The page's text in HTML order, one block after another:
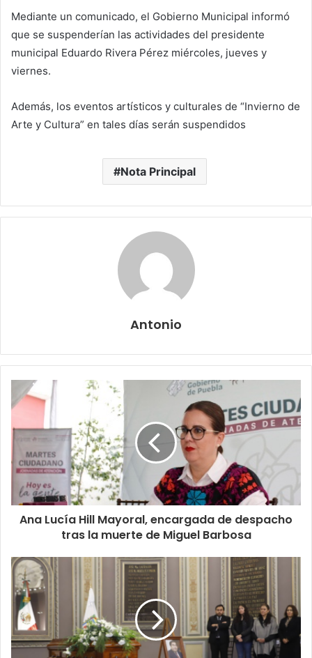
Mediante un comunicado, el Gobierno Municipal informó
que se suspenderían las actividades del presidente
municipal Eduardo Rivera Pérez miércoles, jueves y
viernes.
Además, los eventos artísticos y culturales de “Invierno de
Arte y Cultura” en tales días serán suspendidos
Nota Principal
Antonio
Ana Lucía Hill Mayoral, encargada de despacho
tras la muerte de Miguel Barbosa